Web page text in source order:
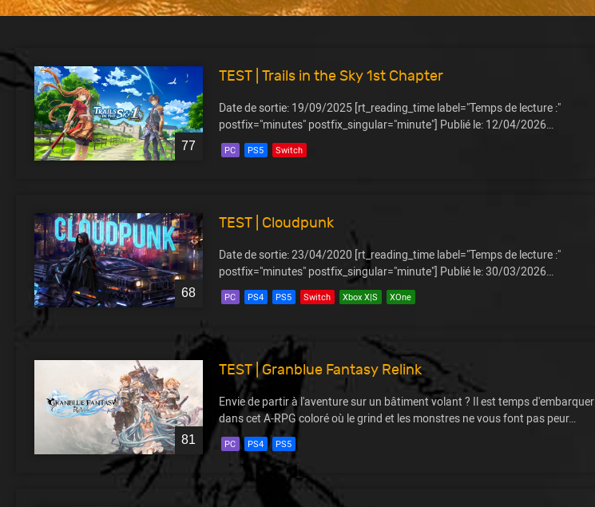
77
TEST | Trails in the Sky 1st Chapter
Date de sortie: 19/09/2025 [rt_reading_time label="Temps de lecture :"
postfix="minutes" postfix_singular="minute"] Publié le: 12/04/2026…
PC PS5 Switch
68
TEST | Cloudpunk
Date de sortie: 23/04/2020 [rt_reading_time label="Temps de lecture :"
postfix="minutes" postfix_singular="minute"] Publié le: 30/03/2026…
PC PS4 PS5 Switch Xbox X|S XOne
81
TEST | Granblue Fantasy Relink
Envie de partir à l'aventure sur un bâtiment volant ? Il est temps d'embarquer
dans cet A-RPG coloré où le grind et les monstres ne vous font pas peur…
PC PS4 PS5